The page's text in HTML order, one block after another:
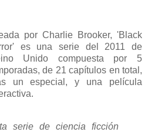
por Charlie Brooker, 'Black
es una serie del 2011 de
Unido compuesta por 5
de 21 capítulos en total,
un especial, y una película
serie de ciencia ficción